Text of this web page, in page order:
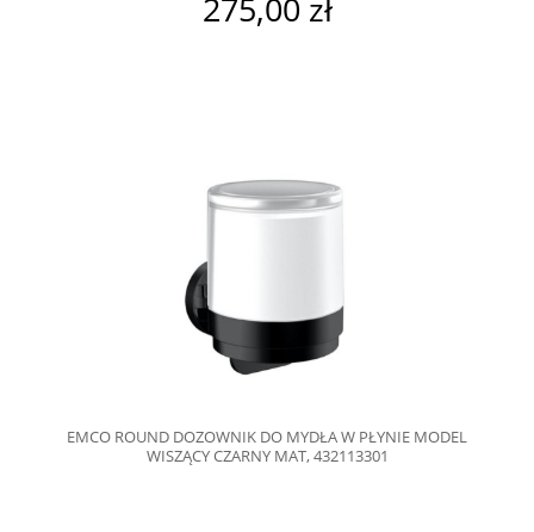
EMCO ROUND DOZOWNIK DO MYDŁA W PŁYNIE MODEL
WISZĄCY CZARNY MAT, 432113301